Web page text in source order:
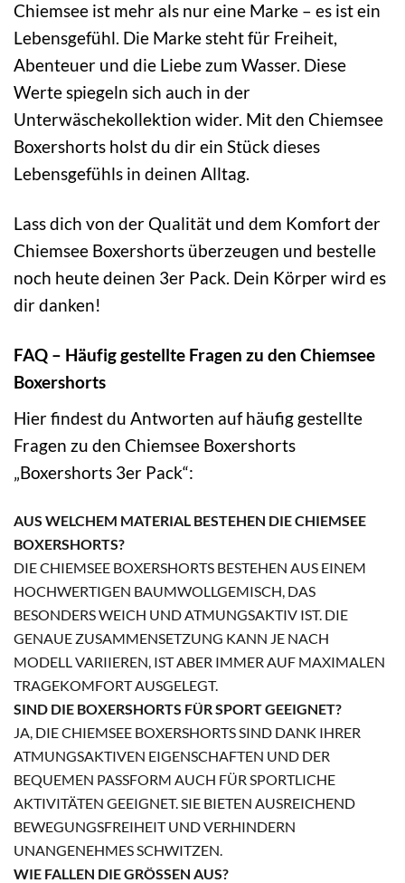
Chiemsee ist mehr als nur eine Marke – es ist ein
Lebensgefühl. Die Marke steht für Freiheit,
Abenteuer und die Liebe zum Wasser. Diese
Werte spiegeln sich auch in der
Unterwäschekollektion wider. Mit den Chiemsee
Boxershorts holst du dir ein Stück dieses
Lebensgefühls in deinen Alltag.
Lass dich von der Qualität und dem Komfort der
Chiemsee Boxershorts überzeugen und bestelle
noch heute deinen 3er Pack. Dein Körper wird es
dir danken!
FAQ – Häufig gestellte Fragen zu den Chiemsee
Boxershorts
Hier findest du Antworten auf häufig gestellte
Fragen zu den Chiemsee Boxershorts
„Boxershorts 3er Pack“:
AUS WELCHEM MATERIAL BESTEHEN DIE CHIEMSEE
BOXERSHORTS?
DIE CHIEMSEE BOXERSHORTS BESTEHEN AUS EINEM
HOCHWERTIGEN BAUMWOLLGEMISCH, DAS
BESONDERS WEICH UND ATMUNGSAKTIV IST. DIE
GENAUE ZUSAMMENSETZUNG KANN JE NACH
MODELL VARIIEREN, IST ABER IMMER AUF MAXIMALEN
TRAGEKOMFORT AUSGELEGT.
SIND DIE BOXERSHORTS FÜR SPORT GEEIGNET?
JA, DIE CHIEMSEE BOXERSHORTS SIND DANK IHRER
ATMUNGSAKTIVEN EIGENSCHAFTEN UND DER
BEQUEMEN PASSFORM AUCH FÜR SPORTLICHE
AKTIVITÄTEN GEEIGNET. SIE BIETEN AUSREICHEND
BEWEGUNGSFREIHEIT UND VERHINDERN
UNANGENEHMES SCHWITZEN.
WIE FALLEN DIE GRÖSSEN AUS?